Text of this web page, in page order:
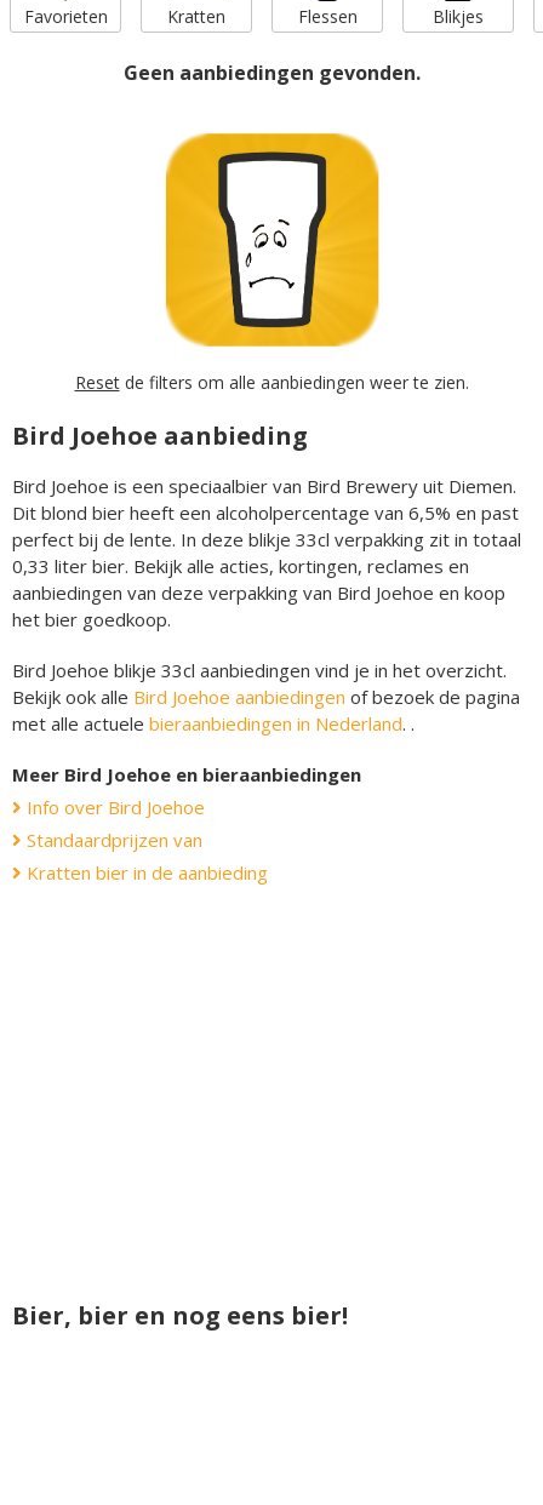
Favorieten Kratten Flessen Blikjes
Geen aanbiedingen gevonden.
Resetde filters om alle aanbiedingen weer te zien.
Bird Joehoe aanbieding
Bird Joehoe is een speciaalbier van Bird Brewery uit Diemen.
Dit blond bier heeft een alcoholpercentage van 6,5% en past
perfect bij de lente. In deze blikje 33cl verpakking zit in totaal
0,33 liter bier. Bekijk alle acties, kortingen, reclames en
aanbiedingen van deze verpakking van Bird Joehoe en koop
het bier goedkoop.
Bird Joehoe blikje 33cl aanbiedingen vind je in het overzicht.
Bekijk ook alle Bird Joehoe aanbiedingen of bezoek de pagina
met alle actuele bieraanbiedingen in Nederland. .
Meer Bird Joehoe en bieraanbiedingen
Info over Bird Joehoe
Standaardprijzen van
Kratten bier in de aanbieding
Bier, bier en nog eens bier!